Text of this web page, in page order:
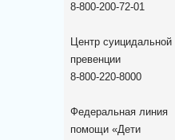
8-800-200-72-01
Центр суицидальной
превенции
8-800-220-8000
Федеральная линия
помощи «Дети